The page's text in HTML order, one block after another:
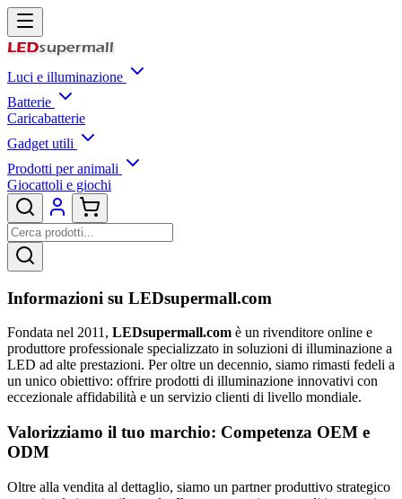
Luci e illuminazione
Batterie
Caricabatterie
Gadget utili
Prodotti per animali
Giocattoli e giochi
Informazioni su LEDsupermall.com
Fondata nel 2011, LEDsupermall.com è un rivenditore online e
produttore professionale specializzato in soluzioni di illuminazione a
LED ad alte prestazioni. Per oltre un decennio, siamo rimasti fedeli a
un unico obiettivo: offrire prodotti di illuminazione innovativi con
eccezionale affidabilità e un servizio clienti di livello mondiale.
Valorizziamo il tuo marchio: Competenza OEM e
ODM
Oltre alla vendita al dettaglio, siamo un partner produttivo strategico